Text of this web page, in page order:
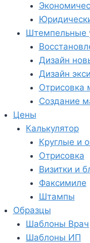
Штемпельные
Дизайн
Дизайн
Отрисовка
Создание
Цены
Калькулятор
Круглые и
Отрисовка
Визитки и
Факсимиле
Штампы
Образцы
Шаблоны Врач
Шаблоны ИП